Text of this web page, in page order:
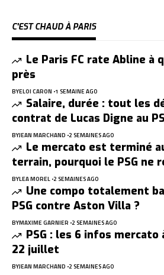
C'EST CHAUD À PARIS
Le Paris FC rate Abline à
près
BYELOI CARON 1 SEMAINE AGO
Salaire, durée : tout les
contrat de Lucas Digne au
BYJEAN MARCHAND 2 SEMAINES AGO
Le mercato est terminé
terrain, pourquoi le PSG ne
BYLEA MOREL 2 SEMAINES AGO
Une compo totalement
PSG contre Aston Villa ?
BYMAXIME GARNIER 2 SEMAINES AGO
PSG : les 6 infos mercato
22 juillet
BYJEAN MARCHAND 2 SEMAINES AGO